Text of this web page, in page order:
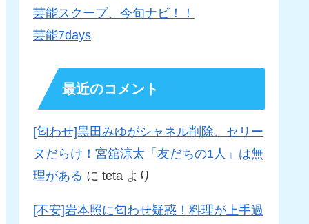
芸能スクープ、今旬ナビ！！
芸能7days
最近のコメント
[匂わせ]黒田みゆがシャネル削除、セリー
ヌだらけ！宮舘涼太「友だちの1人」は無
理がある に teta より
[不安]岩本照に匂わせ疑惑！料理が上手過